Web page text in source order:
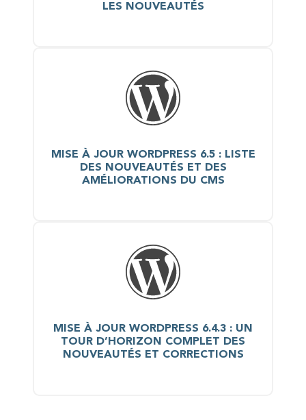
LES NOUVEAUTÉS
MISE À JOUR WORDPRESS 6.5 : LISTE
DES NOUVEAUTÉS ET DES
AMÉLIORATIONS DU CMS
MISE À JOUR WORDPRESS 6.4.3 : UN
TOUR D’HORIZON COMPLET DES
NOUVEAUTÉS ET CORRECTIONS